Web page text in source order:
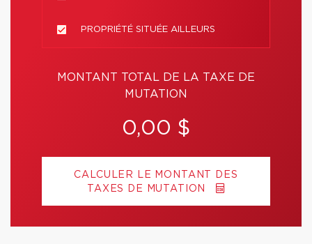
PROPRIÉTÉ SITUÉE AILLEURS
MONTANT TOTAL DE LA TAXE DE
MUTATION
0,00 $
CALCULER LE MONTANT DES
TAXES DE MUTATION